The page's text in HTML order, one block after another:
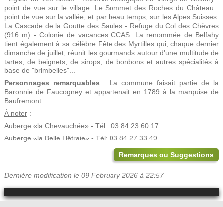
point de vue sur le village. Le Sommet des Roches du Château :
point de vue sur la vallée, et par beau temps, sur les Alpes Suisses.
La Cascade de la Goutte des Saules - Refuge du Col des Chèvres
(916 m) - Colonie de vacances CCAS. La renommée de Belfahy
tient également à sa célèbre Fête des Myrtilles qui, chaque dernier
dimanche de juillet, réunit les gourmands autour d'une multitude de
tartes, de beignets, de sirops, de bonbons et autres spécialités à
base de "brimbelles"...
Personnages remarquables : La commune faisait partie de la
Baronnie de Faucogney et appartenait en 1789 à la marquise de
Baufremont
À noter:
Auberge «la Chevauchée» - Tél : 03 84 23 60 17
Auberge «la Belle Hêtraie» - Tél: 03 84 27 33 49
Remarques ou Suggestions
Dernière modification le 09 February 2026 à 22:57